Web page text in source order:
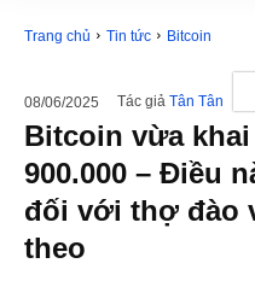
Trang chủ Tin tức Bitcoin
08/06/2025 Tác giả Tân Tân
Bitcoin vừa
900.000 – Điều
đối với thợ đào
theo